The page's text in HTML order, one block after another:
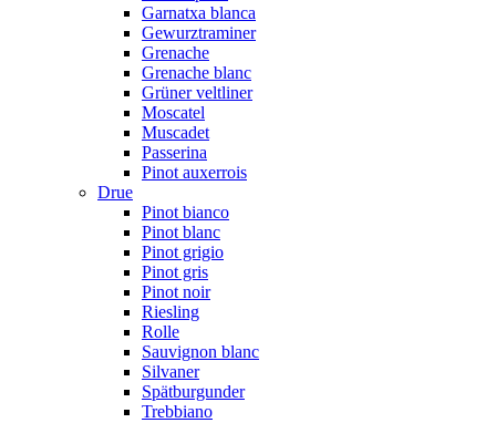
Garnatxa blanca
Gewurztraminer
Grenache
Grenache blanc
Grüner veltliner
Moscatel
Muscadet
Passerina
Pinot auxerrois
Drue
Pinot bianco
Pinot blanc
Pinot grigio
Pinot gris
Pinot noir
Riesling
Rolle
Sauvignon blanc
Silvaner
Spätburgunder
Trebbiano